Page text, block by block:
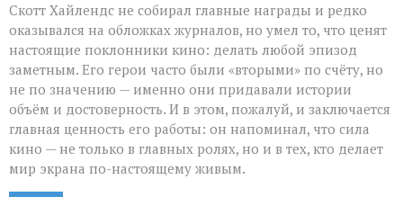
Скотт Хайлендс не собирал главные награды и редко
оказывался на обложках журналов, но умел то, что ценят
настоящие поклонники кино: делать любой эпизод
заметным. Его герои часто были «вторыми» по счёту, но
не по значению — именно они придавали истории
объём и достоверность. И в этом, пожалуй, и заключается
главная ценность его работы: он напоминал, что сила
кино — не только в главных ролях, но и в тех, кто делает
мир экрана по-настоящему живым.